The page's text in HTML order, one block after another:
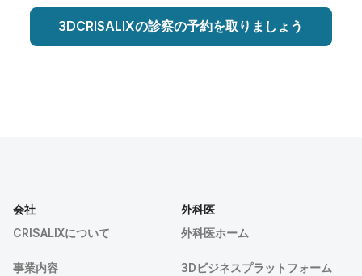
3DCRISALIXの診察の予約を取りましょう
会社
CRISALIXについて
事業内容
外科医
外科医ホーム
3Dビジネスプラットフォーム